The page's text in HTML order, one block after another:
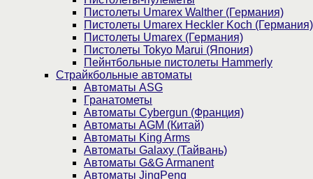
Пистолеты Umarex Walther (Германия)
Пистолеты Umarex Heckler Koch (Германия)
Пистолеты Umarex (Германия)
Пистолеты Tokyo Marui (Япония)
Пейнтбольные пистолеты Hammerly
Страйкбольные автоматы
Автоматы ASG
Гранатометы
Автоматы Cybergun (Франция)
Автоматы AGM (Китай)
Автоматы King Arms
Автоматы Galaxy (Тайвань)
Автоматы G&G Armanent
Автоматы JingPeng